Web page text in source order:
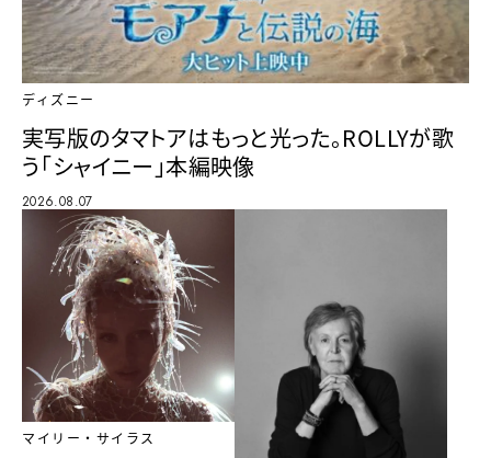
ディズニー
実写版のタマトアはもっと光った。ROLLYが歌
う「シャイニー」本編映像
2026.08.07
マイリー・サイラス